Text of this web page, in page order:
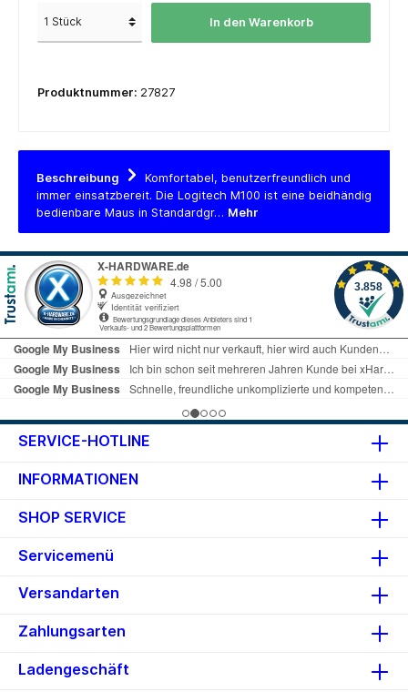
In den Warenkorb
Produktnummer: 27827
Beschreibung
Komfortabel, benutzerfreundlich und
immer einsatzbereit. Die Logitech M100 ist eine beidhändig
bedienbare Maus in Standardgr… Mehr
SERVICE-HOTLINE
INFORMATIONEN
SHOP SERVICE
Servicemenü
Versandarten
Zahlungsarten
Ladengeschäft